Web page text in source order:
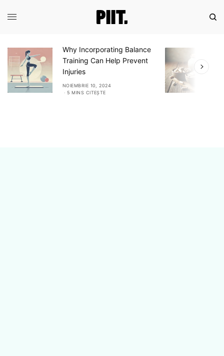
Why Incorporating Balance
Training Can Help Prevent
NOIEMBRIE 10, 2024
5 MINS CITEȘTE
Exploring the
Adaptogen for
NOIEMBRIE 10, 2024
6 MINS CITEȘTE